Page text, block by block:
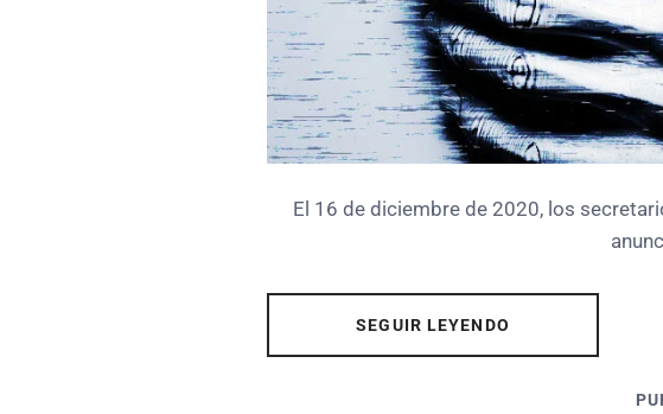
El 16 de diciembre de 2020, los
SEGUIR LEYENDO